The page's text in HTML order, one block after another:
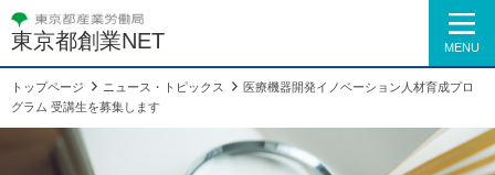
東京都創業NET MENU
トップページ ニュース・トピックス
医療機器開発イノベーション人材育成プロ
グラム 受講生を募集します